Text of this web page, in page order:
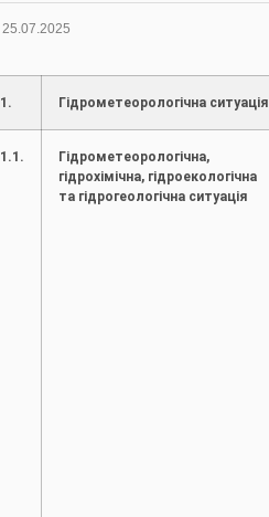
25.07.2025
1. Гідрометеорологічна ситуація
1.1.
Гідрометеорологічна,
гідрохімічна, гідроекологічна
та гідрогеологічна ситуація